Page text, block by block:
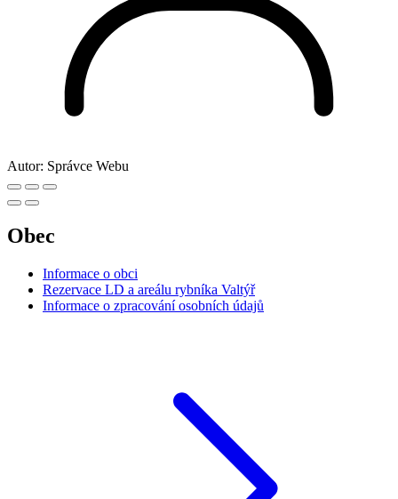
Autor: Správce Webu
Obec
Informace o obci
Rezervace LD a areálu rybníka Valtýř
Informace o zpracování osobních údajů